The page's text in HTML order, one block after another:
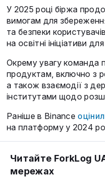
У 2025 році біржа
вимогам для
та безпеки
на освітні ініціативи
Окрему увагу команда
продуктам, включно з
а також взаємодії з
інститутами щодо
Раніше в Binance
на платформу у 2024
Читайте ForkLog
мережах